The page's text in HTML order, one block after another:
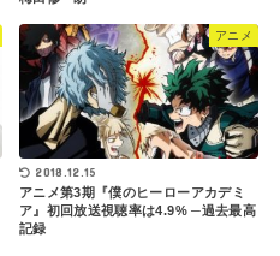
アニメ
2018.12.15
アニメ第3期『僕のヒーローアカデミ
ア』初回放送視聴率は4.9% ─過去最高
記録